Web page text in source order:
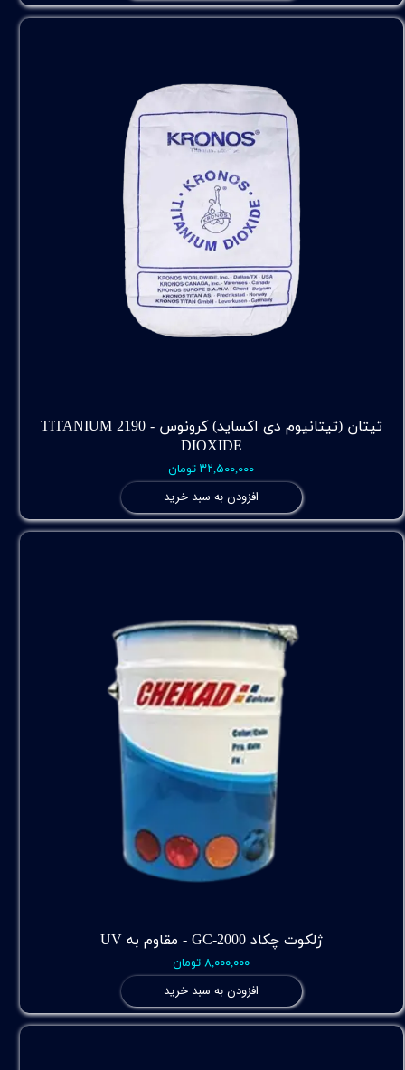
تیتان (تیتانیوم دی اکساید) کرونوس - 2190 TITANIUM
DIOXIDE
۳۲,۵۰۰,۰۰۰ تومان
افزودن به سبد خرید
ژلکوت چکاد GC-2000 - مقاوم به UV
۸,۰۰۰,۰۰۰ تومان
افزودن به سبد خرید